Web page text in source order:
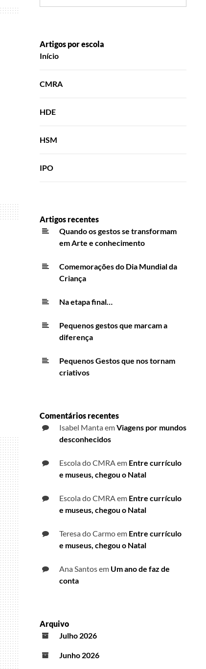
Artigos por escola
Início
CMRA
HDE
HSM
IPO
Artigos recentes
Quando os gestos se transformam
em Arte e conhecimento
Comemorações do Dia Mundial da
Criança
Na etapa final…
Pequenos gestos que marcam a
diferença
Pequenos Gestos que nos tornam
criativos
Comentários recentes
Isabel MantaemViagens por mundos
desconhecidos
Escola do CMRAem Entre currículo
e museus, chegou o Natal
Escola do CMRAem Entre currículo
e museus, chegou o Natal
Teresa do Carmoem Entre currículo
e museus, chegou o Natal
Ana Santosem Um ano de faz de
conta
Arquivo
Julho 2026
Junho 2026